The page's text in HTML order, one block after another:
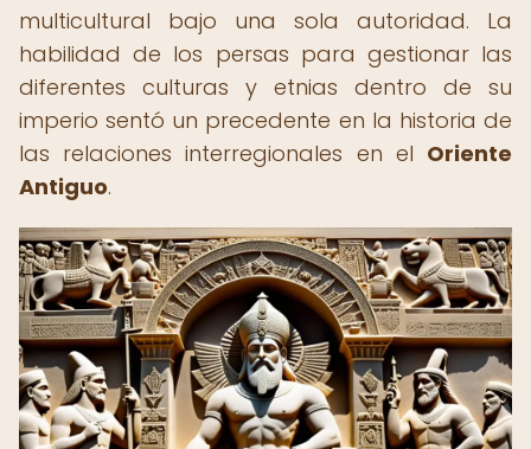
multicultural bajo una sola autoridad. La
habilidad de los persas para gestionar las
diferentes culturas y etnias dentro de su
imperio sentó un precedente en la historia de
las relaciones interregionales en el Oriente
Antiguo.